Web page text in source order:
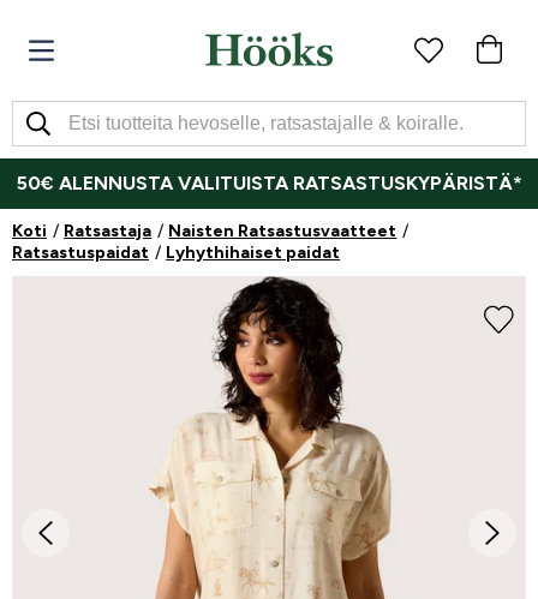
50€ ALENNUSTA VALITUISTA RATSASTUSKYPÄRISTÄ*
Koti Ratsastaja
Naisten Ratsastusvaatteet
Ratsastuspaidat
Lyhythihaiset paidat